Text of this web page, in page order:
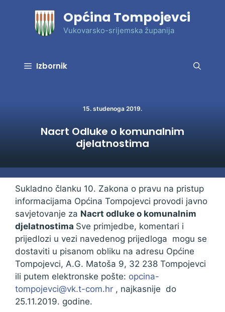
Općina Tompojevci
Vukovarsko-srijemska županija
Izbornik
15. studenoga 2019.
Nacrt Odluke o komunalnim
djelatnostima
Sukladno članku 10. Zakona o pravu na pristup
informacijama Općina Tompojevci provodi javno
savjetovanje za Nacrt odluke o komunalnim
djelatnostima Sve primjedbe, komentari i
prijedlozi u vezi navedenog prijedloga mogu se
dostaviti u pisanom obliku na adresu Općine
Tompojevci, A.G. Matoša 9, 32 238 Tompojevci
ili putem elektronske pošte: opcina-
tompojevci@vk.t-com.hr , najkasnije do
25.11.2019. godine.